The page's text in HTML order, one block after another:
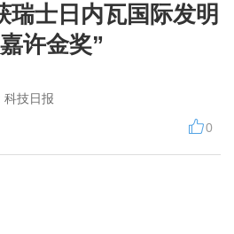
瑞士日内瓦国际发明
许金奖”
科技日报
0